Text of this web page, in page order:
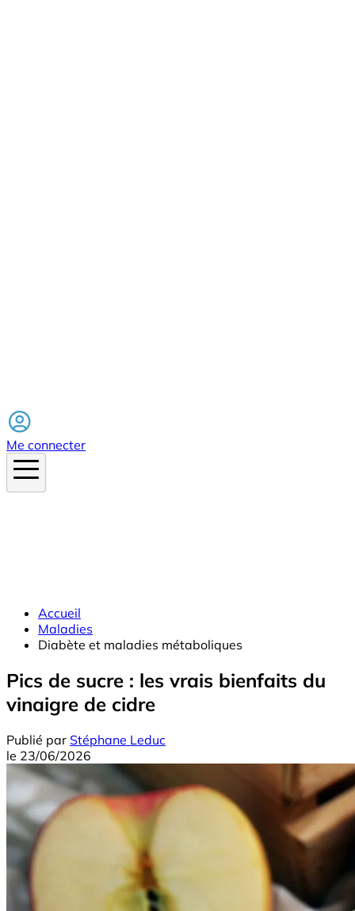
Me connecter
Accueil
Maladies
Diabète et maladies métaboliques
Pics de sucre : les vrais bienfaits du
vinaigre de cidre
Publié par Stéphane Leduc
le 23/06/2026